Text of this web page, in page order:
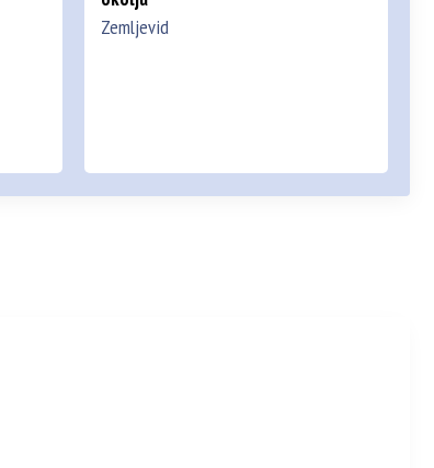
Zemljevid